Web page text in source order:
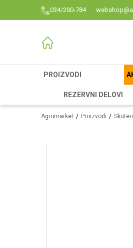
034/200-784
PROIZVODI
REZERVNI DELOVI
Agromarket Proizvodi